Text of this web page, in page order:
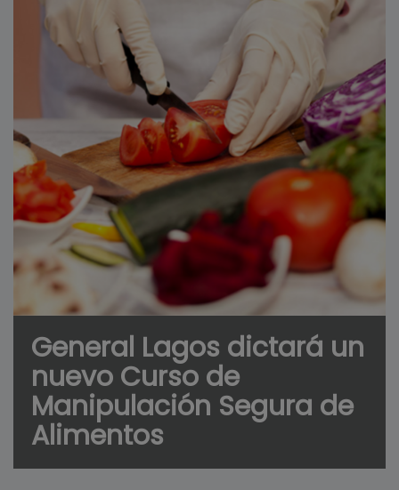
General Lagos dictará un
nuevo Curso de
Manipulación Segura de
Alimentos